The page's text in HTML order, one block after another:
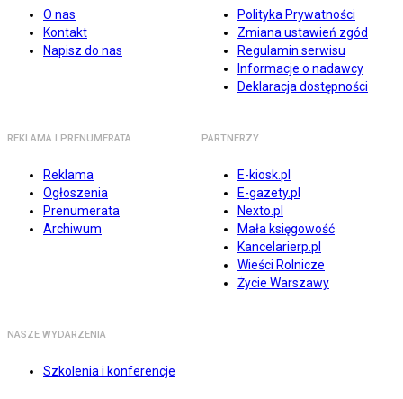
O nas
Kontakt
Napisz do nas
Polityka Prywatności
Zmiana ustawień zgód
Regulamin serwisu
Informacje o nadawcy
Deklaracja dostępności
REKLAMA I PRENUMERATA
Reklama
Ogłoszenia
Prenumerata
Archiwum
PARTNERZY
E-kiosk.pl
E-gazety.pl
Nexto.pl
Mała księgowość
Kancelarierp.pl
Wieści Rolnicze
Życie Warszawy
NASZE WYDARZENIA
Szkolenia i konferencje